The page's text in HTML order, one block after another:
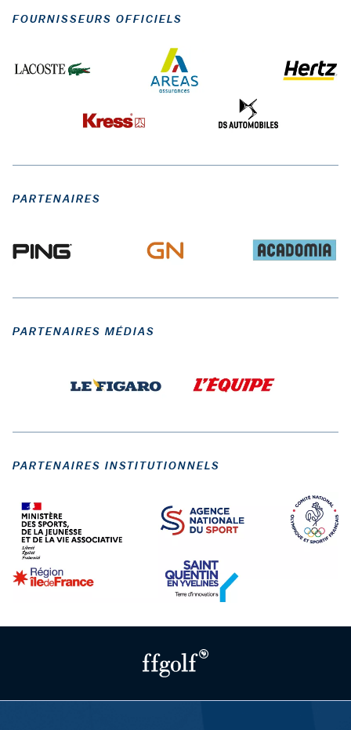
FOURNISSEURS OFFICIELS
PARTENAIRES
PARTENAIRES MÉDIAS
PARTENAIRES INSTITUTIONNELS